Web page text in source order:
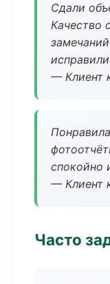
Сдали
Качество
— Клиент
спокойно
— Клиент
Часто